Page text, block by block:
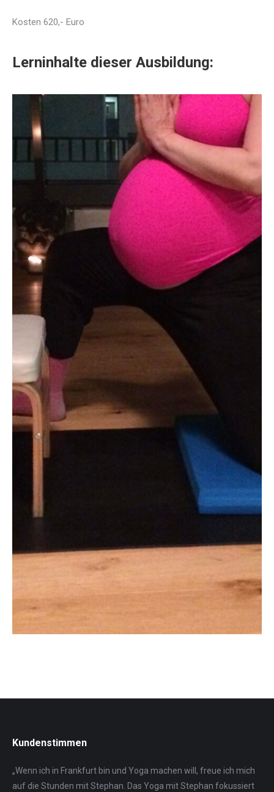
Kosten 620,- Euro
Lerninhalte dieser Ausbildung:
Kundenstimmen
„Wenn ich in Frankfurt bin und Yoga machen will, freue ich mich
auf die Stunden mit Stephan. Das Yoga mit Stephan fokussiert